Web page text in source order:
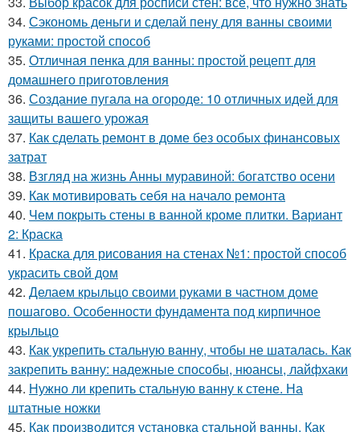
34. Сэкономь деньги и сделай пену для ванны своими
руками: простой способ
35. Отличная пенка для ванны: простой рецепт для
домашнего приготовления
36. Создание пугала на огороде: 10 отличных идей для
защиты вашего урожая
37. Как сделать ремонт в доме без особых финансовых
затрат
38. Взгляд на жизнь Анны муравиной: богатство осени
39. Как мотивировать себя на начало ремонта
40. Чем покрыть стены в ванной кроме плитки. Вариант
2: Краска
41. Краска для рисования на стенах №1: простой способ
украсить свой дом
42. Делаем крыльцо своими руками в частном доме
пошагово. Особенности фундамента под кирпичное
крыльцо
43. Как укрепить стальную ванну, чтобы не шаталась. Как
закрепить ванну: надежные способы, нюансы, лайфхаки
44. Нужно ли крепить стальную ванну к стене. На
штатные ножки
45. Как производится установка стальной ванны. Как